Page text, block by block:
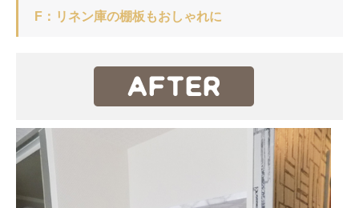
F：リネン庫の棚板もおしゃれに